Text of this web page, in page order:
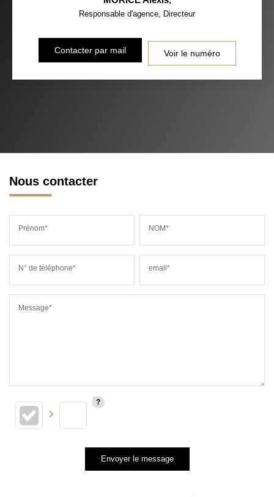
Responsable d'agence, Directeur
Contacter par mail Voir le numéro
Nous contacter
Prénom* NOM*
N° de téléphone* email*
Message*
Envoyer le message